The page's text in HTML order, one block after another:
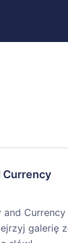
Currency
Currency
galerię